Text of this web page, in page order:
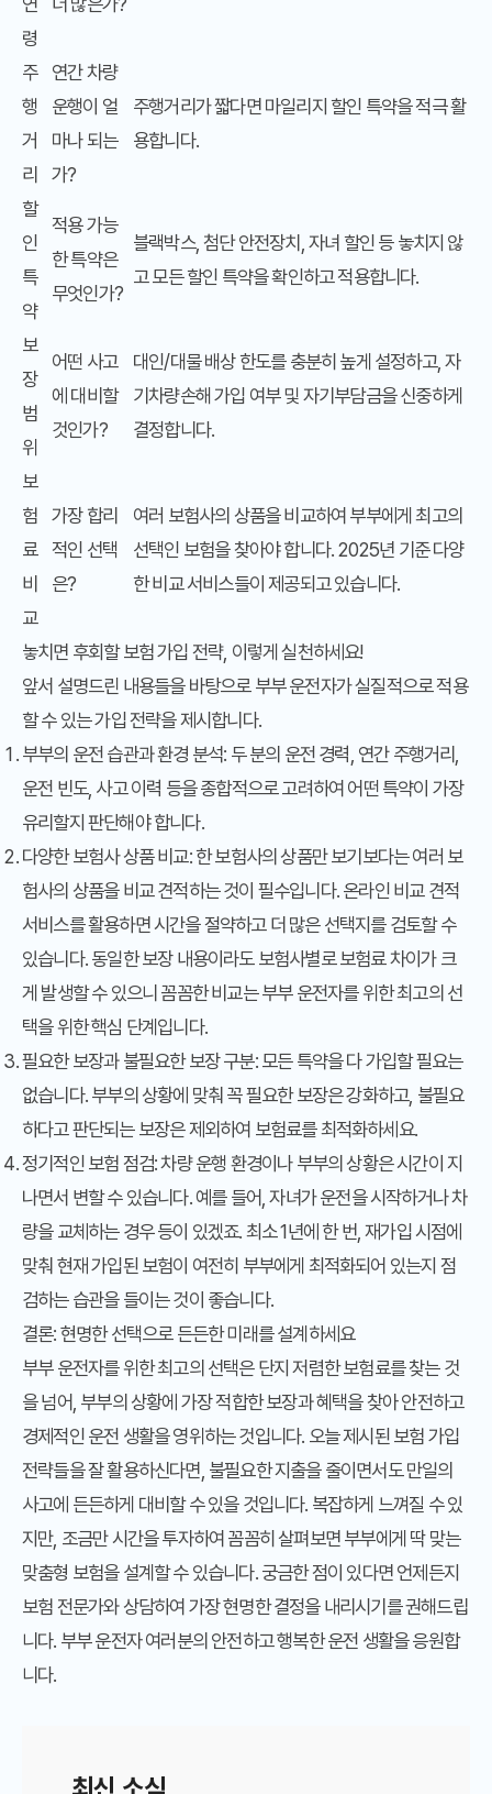
령
주
행
거
리
연간 차량
운행이 얼
마나 되는
가?
주행거리가 짧다면 마일리지 할인 특약을 적극 활
용합니다.
할
인
특
약
적용 가능
한 특약은
무엇인가?
블랙박스, 첨단 안전장치, 자녀 할인 등 놓치지 않
고 모든 할인 특약을 확인하고 적용합니다.
보
장
범
위
어떤 사고
에 대비할
것인가?
대인/대물 배상 한도를 충분히 높게 설정하고, 자
기차량손해 가입 여부 및 자기부담금을 신중하게
결정합니다.
보
험
료
비
교
가장 합리
적인 선택
은?
여러 보험사의 상품을 비교하여 부부에게 최고의
선택인 보험을 찾아야 합니다. 2025년 기준 다양
한 비교 서비스들이 제공되고 있습니다.
놓치면 후회할 보험 가입 전략, 이렇게 실천하세요!
앞서 설명드린 내용들을 바탕으로 부부 운전자가 실질적으로 적용
할 수 있는 가입 전략을 제시합니다.
부부의 운전 습관과 환경 분석: 두 분의 운전 경력, 연간 주행거리,
운전 빈도, 사고 이력 등을 종합적으로 고려하여 어떤 특약이 가장
유리할지 판단해야 합니다.
다양한 보험사 상품 비교:한 보험사의 상품만 보기보다는 여러 보
험사의 상품을 비교 견적하는 것이 필수입니다. 온라인 비교 견적
서비스를 활용하면 시간을 절약하고 더 많은 선택지를 검토할 수
있습니다. 동일한 보장 내용이라도 보험사별로 보험료 차이가 크
게 발생할 수 있으니 꼼꼼한 비교는 부부 운전자를 위한 최고의 선
택을 위한 핵심 단계입니다.
필요한 보장과 불필요한 보장 구분:모든 특약을 다 가입할 필요는
없습니다. 부부의 상황에 맞춰 꼭 필요한 보장은 강화하고, 불필요
하다고 판단되는 보장은 제외하여 보험료를 최적화하세요.
정기적인 보험 점검:차량 운행 환경이나 부부의 상황은 시간이 지
나면서 변할 수 있습니다. 예를 들어, 자녀가 운전을 시작하거나 차
량을 교체하는 경우 등이 있겠죠. 최소 1년에 한 번, 재가입 시점에
맞춰 현재 가입된 보험이 여전히 부부에게 최적화되어 있는지 점
검하는 습관을 들이는 것이 좋습니다.
결론: 현명한 선택으로 든든한 미래를 설계하세요
부부 운전자를 위한 최고의 선택은 단지 저렴한 보험료를 찾는 것
을 넘어, 부부의 상황에 가장 적합한 보장과 혜택을 찾아 안전하고
경제적인 운전 생활을 영위하는 것입니다. 오늘 제시된 보험 가입
전략들을 잘 활용하신다면, 불필요한 지출을 줄이면서도 만일의
사고에 든든하게 대비할 수 있을 것입니다. 복잡하게 느껴질 수 있
지만, 조금만 시간을 투자하여 꼼꼼히 살펴보면 부부에게 딱 맞는
맞춤형 보험을 설계할 수 있습니다. 궁금한 점이 있다면 언제든지
보험 전문가와 상담하여 가장 현명한 결정을 내리시기를 권해드립
니다. 부부 운전자 여러분의 안전하고 행복한 운전 생활을 응원합
니다.